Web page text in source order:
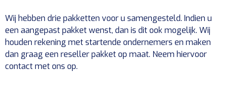
Wij hebben drie pakketten voor u samengesteld. Indien u
een aangepast pakket wenst, dan is dit ook mogelijk. Wij
houden rekening met startende ondernemers en maken
dan graag een reseller pakket op maat. Neem hiervoor
contact met ons op.